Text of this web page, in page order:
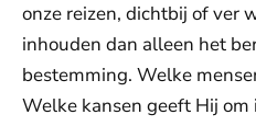
onze reizen, dichtbij of ver
inhouden dan alleen het
bestemming. Welke
Welke kansen geeft Hij